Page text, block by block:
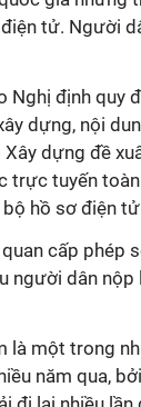
tử. Người
Nghị định quy
dựng, nội
dựng đề
trực tuyến
hồ sơ điện
cấp phép
người dân
là một trong
năm qua,